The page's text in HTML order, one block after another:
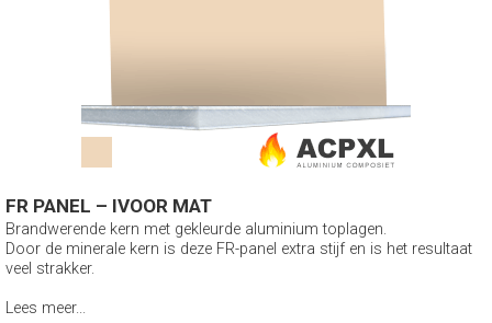
FR PANEL – IVOOR MAT
Brandwerende kern met gekleurde aluminium toplagen.
Door de minerale kern is deze FR-panel extra stijf en is het resultaat
veel strakker.
Lees meer...